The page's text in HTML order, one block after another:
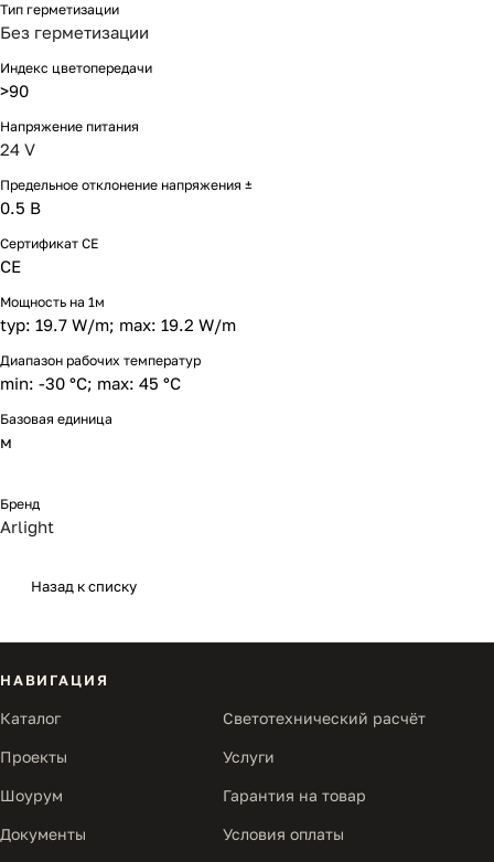
Тип герметизации
Без герметизации
Индекс цветопередачи
>90
Напряжение питания
24 V
Предельное отклонение напряжения ±
0.5 В
Сертификат CE
CE
Мощность на 1м
typ: 19.7 W/m; max: 19.2 W/m
Диапазон рабочих температур
min: -30 °C; max: 45 °C
Базовая единица
м
Бренд
Arlight
Назад к списку
НАВИГАЦИЯ
Каталог Светотехнический расчёт
Проекты Услуги
Шоурум Гарантия на товар
Документы Условия оплаты